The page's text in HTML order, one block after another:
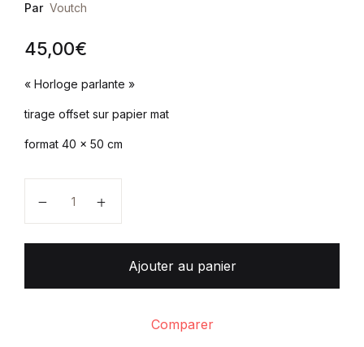
Par Voutch
45,00€
« Horloge parlante »
tirage offset sur papier mat
format 40 x 50 cm
Ajouter au panier
Comparer